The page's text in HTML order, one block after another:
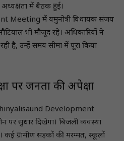
में बैठक हुई।
Meeting में यमुनोत्री विधायक संजय
भी मौजूद रहे। अधिकारियों ने
है, उन्हें समय सीमा में पूरा किया
पर जनता की अपेक्षा
Development
सुधार दिखेगा। बिजली व्यवस्था
कई ग्रामीण सड़कों की मरम्मत, स्कूलों